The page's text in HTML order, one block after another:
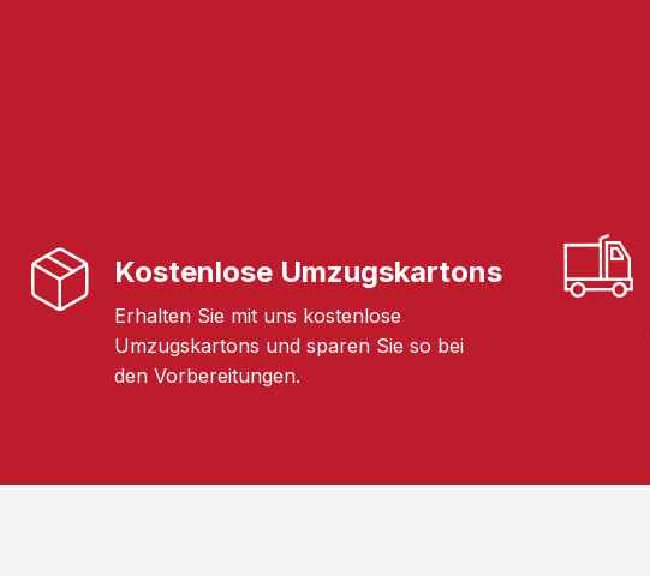
Kostenlose Umzugskartons
Erhalten Sie mit uns kostenlose
Umzugskartons und sparen Sie so bei
den Vorbereitungen.